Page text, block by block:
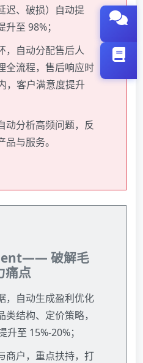
迟、破损）自动提
至 98%；
，自动分配售后人
全流程，售后响应时
，客户满意度提升
动分析高频问题，反
与服务。
破解毛
痛点
，自动生成盈利优化
结构、定价策略，
升至 15%-20%；
商户，重点扶持，打